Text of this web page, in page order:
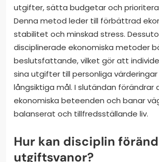
utgifter, sätta budgetar och
Denna metod leder till förbättrad
stabilitet och minskad stress.
disciplinerade ekonomiska metoder
beslutsfattande, vilket gör att
sina utgifter till personliga
långsiktiga mål. I slutändan förändrar
ekonomiska beteenden och banar
balanserat och tillfredsställande liv.
Hur kan disciplin
utgiftsvanor?